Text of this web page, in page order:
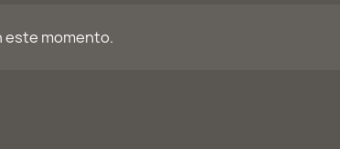
este momento.